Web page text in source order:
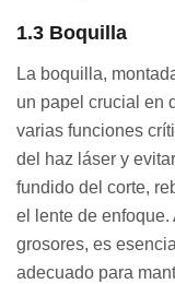
1.3 Boquilla
La boquilla,
un papel crucial en
varias funciones
del haz láser y
fundido del corte,
el lente de enfoque.
grosores, es
adecuado para